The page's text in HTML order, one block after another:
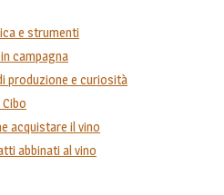
e strumenti
campagna
produzione e curiosità
acquistare il vino
abbinati al vino